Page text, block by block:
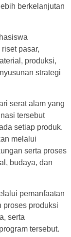
berkelanjutan
pasar,
produksi,
strategi
serat alam yang
tersebut
setiap produk.
melalui
serta proses
budaya, dan
pemanfaatan
proses produksi
serta
tersebut.